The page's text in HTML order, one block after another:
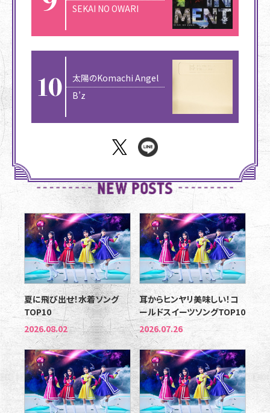
SEKAI NO OWARI
太陽のKomachi Angel
B’z
夏に飛び出せ！水着ソング
TOP10
2026.08.02
耳からヒンヤリ美味しい！コ
ールドスイーツソングTOP10
2026.07.26